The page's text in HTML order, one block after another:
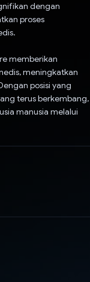
dengan
proses
memberikan
meningkatkan
posisi yang
terus berkembang,
manusia melalui